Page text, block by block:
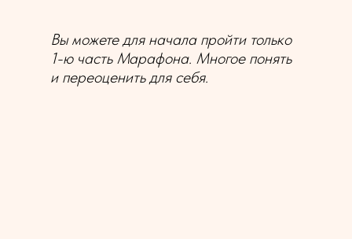
Вы можете для начала пройти только
1-ю часть Марафона. Многое понять
и переоценить для себя.